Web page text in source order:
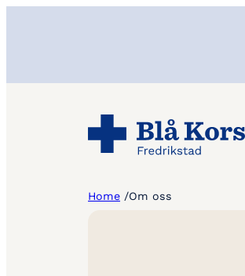
Home /Om oss